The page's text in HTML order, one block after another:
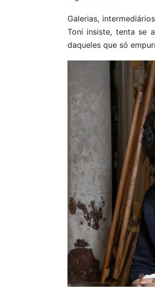
Galerias,
Toni insiste, tenta se
daqueles que só